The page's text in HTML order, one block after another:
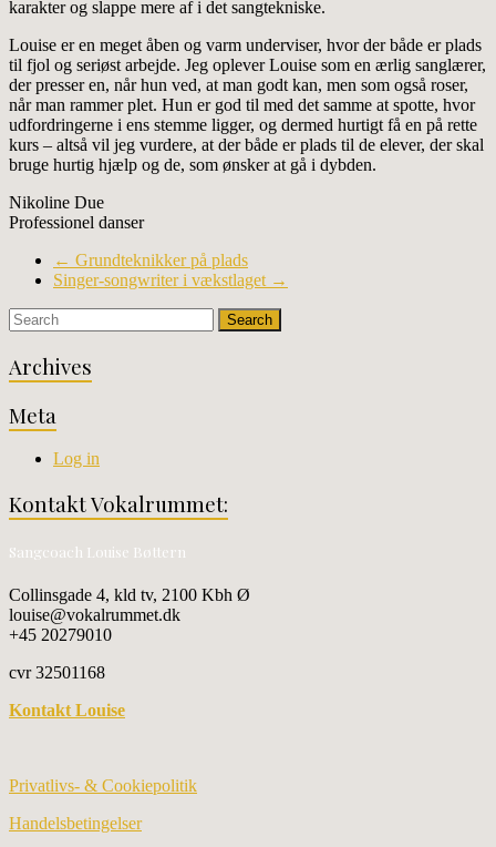
karakter og slappe mere af i det sangtekniske.
Louise er en meget åben og varm underviser, hvor der både er plads
til fjol og seriøst arbejde. Jeg oplever Louise som en ærlig sanglærer,
der presser en, når hun ved, at man godt kan, men som også roser,
når man rammer plet. Hun er god til med det samme at spotte, hvor
udfordringerne i ens stemme ligger, og dermed hurtigt få en på rette
kurs – altså vil jeg vurdere, at der både er plads til de elever, der skal
bruge hurtig hjælp og de, som ønsker at gå i dybden.
Nikoline Due
Professionel danser
← Grundteknikker på plads
Singer-songwriter i vækstlaget →
Archives
Meta
Log in
Kontakt Vokalrummet:
Sangcoach Louise Bøttern
Collinsgade 4, kld tv, 2100 Kbh Ø
louise@vokalrummet.dk
+45 20279010
cvr 32501168
Kontakt Louise
Privatlivs- & Cookiepolitik
Handelsbetingelser